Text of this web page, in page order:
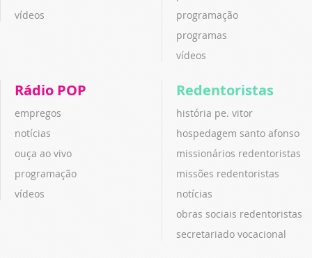
vídeos
programação
programas
vídeos
Rádio POP
empregos
notícias
ouça ao vivo
programação
vídeos
Redentoristas
história pe. vitor
hospedagem santo afonso
missionários redentoristas
missões redentoristas
notícias
obras sociais redentoristas
secretariado vocacional